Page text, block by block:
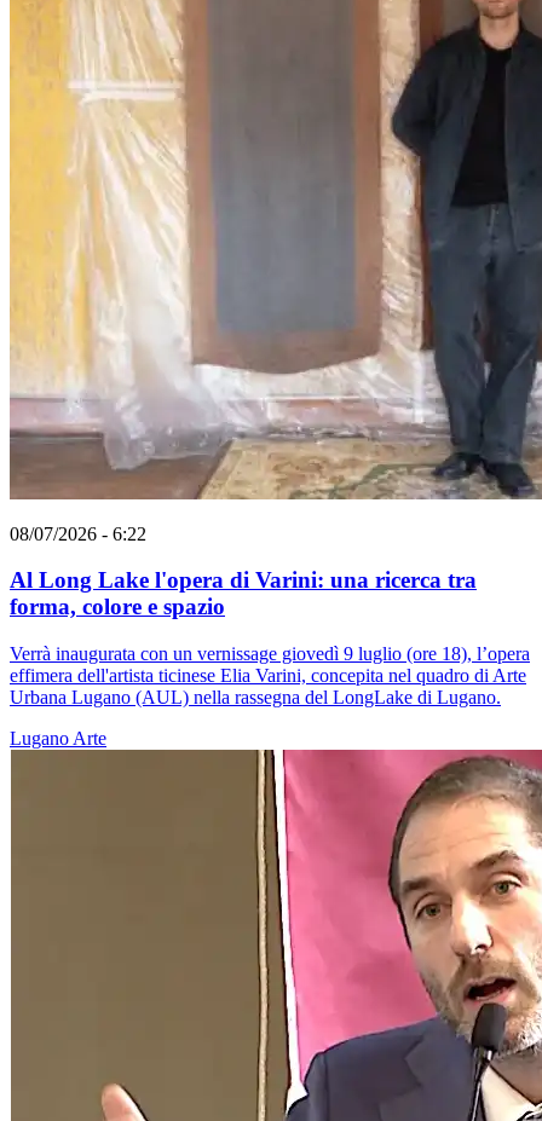
08/07/2026 - 6:22
Al Long Lake l'opera di Varini: una ricerca tra
forma, colore e spazio
Verrà inaugurata con un vernissage giovedì 9 luglio (ore 18), l’opera
effimera dell'artista ticinese Elia Varini, concepita nel quadro di Arte
Urbana Lugano (AUL) nella rassegna del LongLake di Lugano.
Lugano Arte